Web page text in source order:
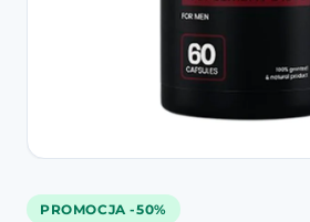
PROMOCJA -50%